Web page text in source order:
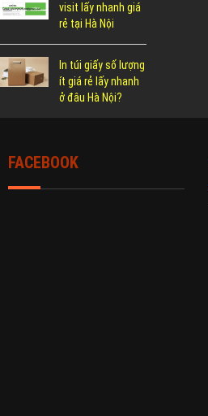
visit lấy nhanh giá
rẻ tại Hà Nội
In túi giấy số lượng
ít giá rẻ lấy nhanh
ở đâu Hà Nội?
FACEBOOK